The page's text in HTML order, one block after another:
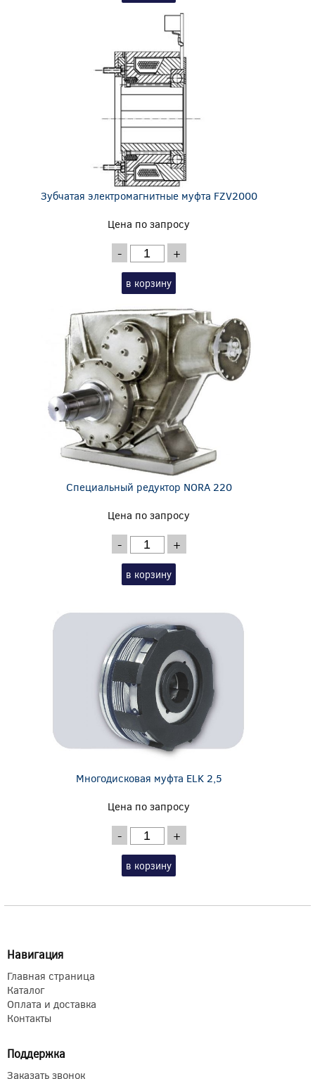
Зубчатая электромагнитные муфта FZV2000
Цена по запросу
- +
в корзину
Специальный редуктор NORA 220
Цена по запросу
- +
в корзину
Многодисковая муфта ELK 2,5
Цена по запросу
- +
в корзину
Навигация
Главная страница
Каталог
Оплата и доставка
Контакты
Поддержка
Заказать звонок